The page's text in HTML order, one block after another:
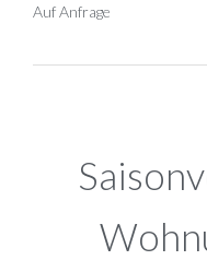
Auf Anfrage